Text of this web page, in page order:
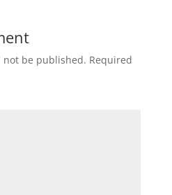
not be published. Required